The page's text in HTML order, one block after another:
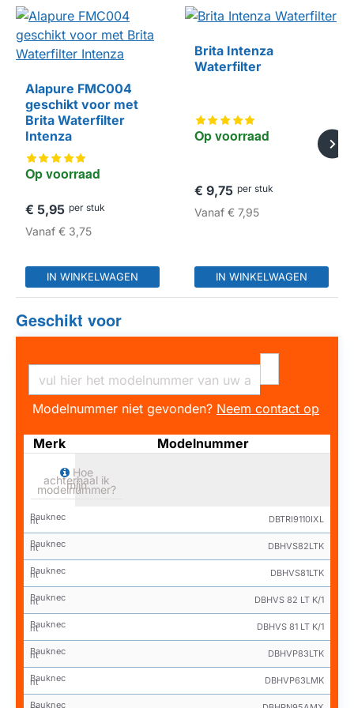
HUISMERK
Op voorraad
Alapure FMC004
geschikt voor met
Brita Waterfilter
Intenza
€ 5,95 per stuk
Vanaf € 3,75
IN WINKELWAGEN
Op voorraad
Brita Intenza
Waterfilter
€ 9,75 per stuk
Vanaf€ 7,95
IN WINKELWAGEN
Geschikt voor
Modelnummer niet gevonden? Neem contact op
Merk Modelnummer
Hoe
achterhaal ik
mijn
modelnummer?
Bauknec
ht DBTRI9110IXL
Bauknec
ht DBHVS82LTK
Bauknec
ht DBHVS81LTK
Bauknec
ht DBHVS 82 LT K/1
Bauknec
ht DBHVS 81 LT K/1
Bauknec
ht DBHVP83LTK
Bauknec
ht DBHVP63LMK
Bauknec